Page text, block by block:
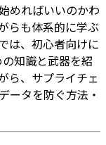
めればいいのかわ
らも体系的に学ぶ
は、初心者向けに
知識と武器を紹
ら、サプライチェ
ータを防ぐ方法・